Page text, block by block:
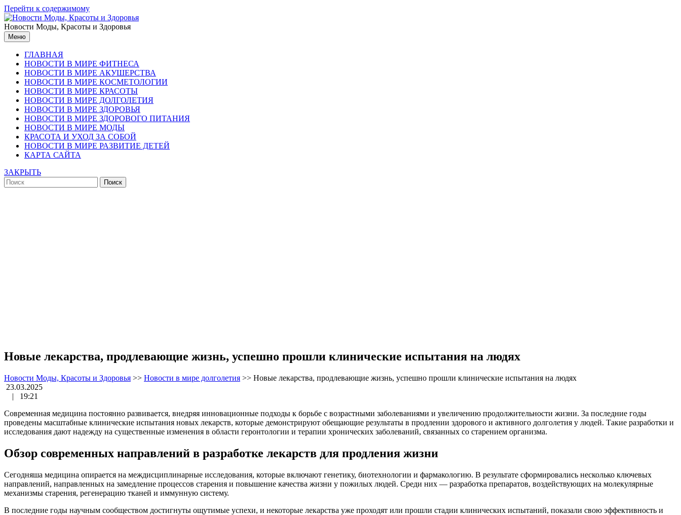
Перейти к содержимому
Новости Моды, Красоты и Здоровья
Меню
ГЛАВНАЯ
НОВОСТИ В МИРЕ ФИТНЕСА
НОВОСТИ В МИРЕ АКУШЕРСТВА
НОВОСТИ В МИРЕ КОСМЕТОЛОГИИ
НОВОСТИ В МИРЕ КРАСОТЫ
НОВОСТИ В МИРЕ ДОЛГОЛЕТИЯ
НОВОСТИ В МИРЕ ЗДОРОВЬЯ
НОВОСТИ В МИРЕ ЗДОРОВОГО ПИТАНИЯ
НОВОСТИ В МИРЕ МОДЫ
КРАСОТА И УХОД ЗА СОБОЙ
НОВОСТИ В МИРЕ РАЗВИТИЕ ДЕТЕЙ
КАРТА САЙТА
ЗАКРЫТЬ
Новые лекарства, продлевающие жизнь, успешно прошли клинические испытания на людях
Новости Моды, Красоты и Здоровья >> Новости в мире долголетия >> Новые лекарства, продлевающие жизнь, успешно прошли клинические испытания на людях
23.03.2025
|
19:21
Современная медицина постоянно развивается, внедряя инновационные подходы к борьбе с возрастными заболеваниями и увеличению продолжительности жизни. За последние годы
проведены масштабные клинические испытания новых лекарств, которые демонстрируют обещающие результаты в продлении здорового и активного долголетия у людей. Такие разработки и
исследования дают надежду на существенные изменения в области геронтологии и терапии хронических заболеваний, связанных со старением организма.
Обзор современных направлений в разработке лекарств для продления жизни
Сегодняша медицина опирается на междисциплинарные исследования, которые включают генетику, биотехнологии и фармакологию. В результате сформировались несколько ключевых
направлений, направленных на замедление процессов старения и повышение качества жизни у пожилых людей. Среди них — разработка препаратов, воздействующих на молекулярные
механизмы старения, регенерацию тканей и иммунную систему.
В последние годы научным сообществом достигнуты ощутимые успехи, и некоторые лекарства уже проходят или прошли стадии клинических испытаний, показали свою эффективность и